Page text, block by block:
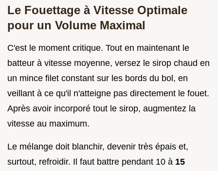
Le Fouettage à Vitesse Optimale
pour un Volume Maximal
C'est le moment critique. Tout en maintenant le
batteur à vitesse moyenne, versez le sirop chaud en
un mince filet constant sur les bords du bol, en
veillant à ce qu'il n'atteigne pas directement le fouet.
Après avoir incorporé tout le sirop, augmentez la
vitesse au maximum.
Le mélange doit blanchir, devenir très épais et,
surtout, refroidir. Il faut battre pendant 10 à 15